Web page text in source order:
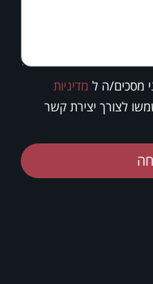
מסכים/ה ל מדיניות
לצורך יצירת קשר